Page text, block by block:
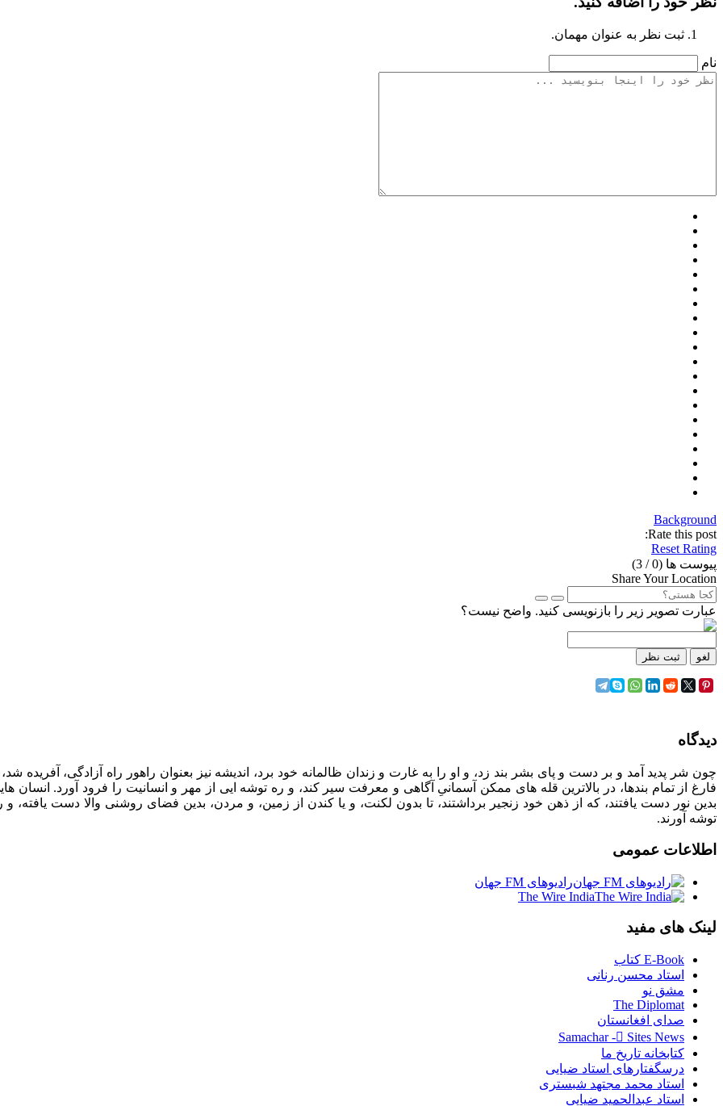
ثبت نظر به عنوان مهمان.
نام
Background
Rate this post:
Reset Rating
پیوست ها (0
/ 3)
Share Your Location
عبارت تصویر زیر را بازنویسی کنید. واضح نیست؟
لغو ثبت نظر
دیدگاه
چون شر پدید آمد و بر دست و پای بشر بند زد، و او را به غارت و زندان ظالمانه خود برد، اندیشه نیز بعنوان راهور راه آزادگی، آفریده شد،
فارغ از تمام بندها، در بالاترین قله های ممکن آسمانیِ آگاهی و معرفت سیر کند، و ره توشه ایی از مهر و انسانیت را فرود آورد. انسان
بدین نور دست یافتند، که از ذهن خود زنجیر برداشتند، تا بدون لکنت، و یا کندن از زمین، و مردن، بدین فضای روشنی والا دست یافته، و
توشه آورند.
اطلاعات عمومی
رادیوهای FM جهان
The Wire India
لینک های مفید
E-Book کتاب
استاد محسن رنانی
مشق نو
The Diplomat
صدای افغانستان
Samachar - ُSites News
کتابخانه تاریخ ما
درسگفتارهای استاد ضیایی
استاد محمد مجتهد شبستری
استاد عبدالحمید ضیایی